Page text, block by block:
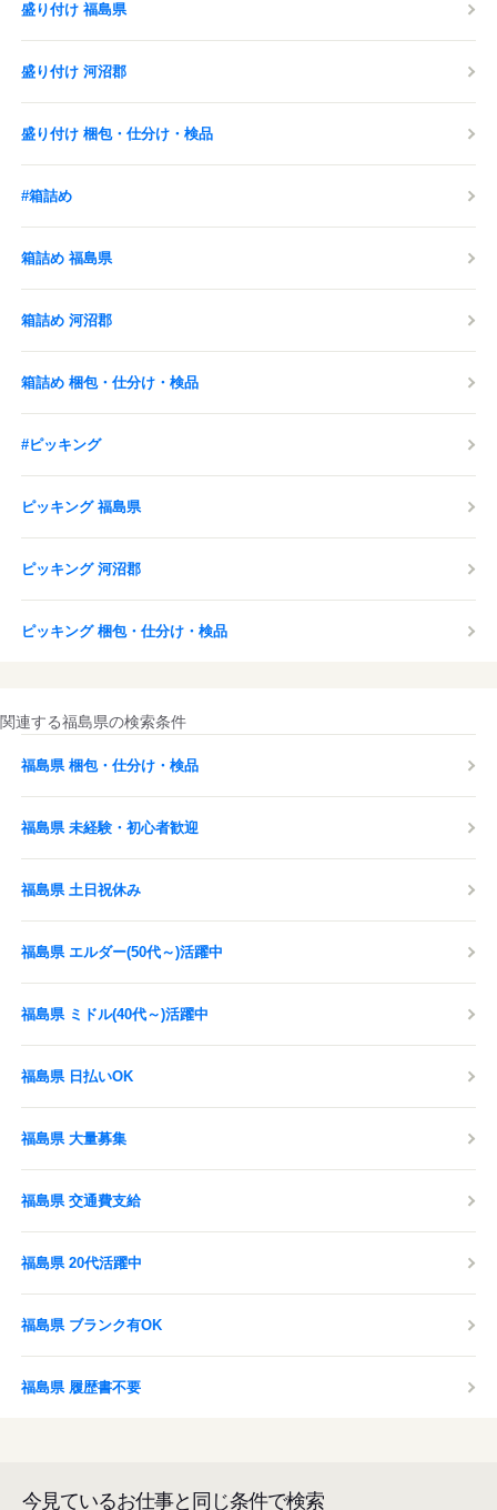
盛り付け 福島県
盛り付け 河沼郡
盛り付け 梱包・仕分け・検品
#箱詰め
箱詰め 福島県
箱詰め 河沼郡
箱詰め 梱包・仕分け・検品
#ピッキング
ピッキング 福島県
ピッキング 河沼郡
ピッキング 梱包・仕分け・検品
関連する福島県の検索条件
福島県 梱包・仕分け・検品
福島県 未経験・初心者歓迎
福島県 土日祝休み
福島県 エルダー(50代～)活躍中
福島県 ミドル(40代～)活躍中
福島県 日払いOK
福島県 大量募集
福島県 交通費支給
福島県 20代活躍中
福島県 ブランク有OK
福島県 履歴書不要
今見ているお仕事と同じ条件で検索